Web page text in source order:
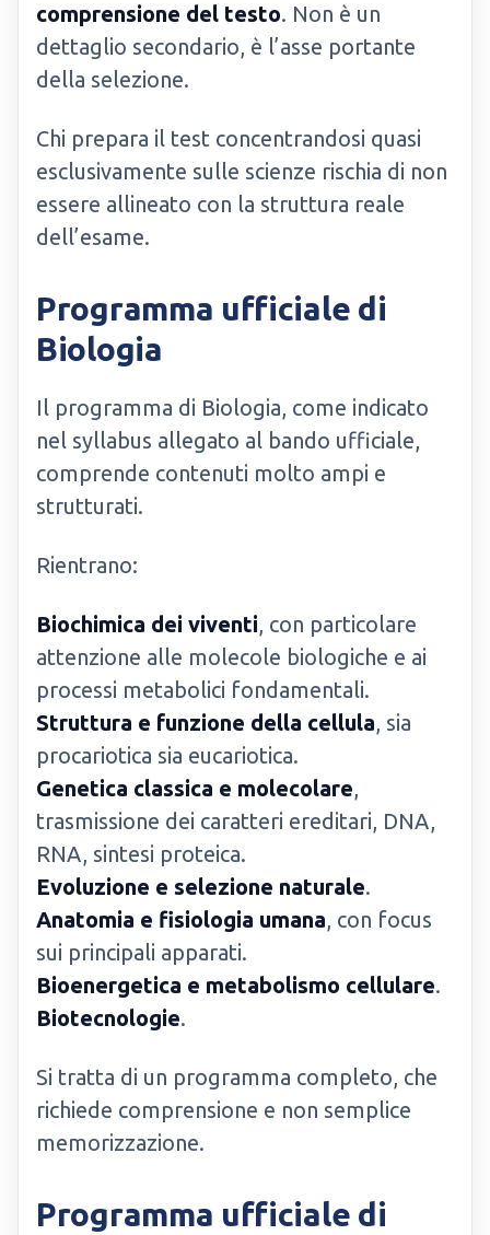
comprensione del testo. Non è un
dettaglio secondario, è l’asse portante
della selezione.
Chi prepara il test concentrandosi quasi
esclusivamente sulle scienze rischia di non
essere allineato con la struttura reale
dell’esame.
Programma ufficiale di
Biologia
Il programma di Biologia, come indicato
nel syllabus allegato al bando ufficiale,
comprende contenuti molto ampi e
strutturati.
Rientrano:
Biochimica dei viventi, con particolare
attenzione alle molecole biologiche e ai
processi metabolici fondamentali.
Struttura e funzione della cellula, sia
procariotica sia eucariotica.
Genetica classica e molecolare,
trasmissione dei caratteri ereditari, DNA,
RNA, sintesi proteica.
Evoluzione e selezione naturale.
Anatomia e fisiologia umana, con focus
sui principali apparati.
Bioenergetica e metabolismo cellulare.
Biotecnologie.
Si tratta di un programma completo, che
richiede comprensione e non semplice
memorizzazione.
Programma ufficiale di